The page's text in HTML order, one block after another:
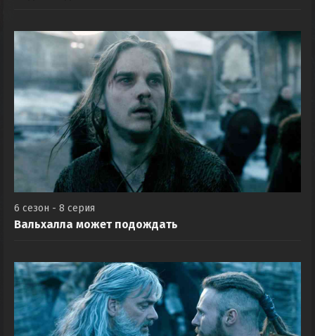
6 сезон - 8 серия
Вальхалла может подождать